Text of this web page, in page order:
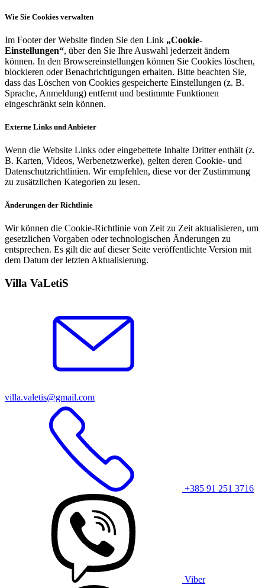
Wie Sie Cookies verwalten
Im Footer der Website finden Sie den Link „Cookie-
Einstellungen“, über den Sie Ihre Auswahl jederzeit ändern
können. In den Browsereinstellungen können Sie Cookies löschen,
blockieren oder Benachrichtigungen erhalten. Bitte beachten Sie,
dass das Löschen von Cookies gespeicherte Einstellungen (z. B.
Sprache, Anmeldung) entfernt und bestimmte Funktionen
eingeschränkt sein können.
Externe Links und Anbieter
Wenn die Website Links oder eingebettete Inhalte Dritter enthält (z.
B. Karten, Videos, Werbenetzwerke), gelten deren Cookie- und
Datenschutzrichtlinien. Wir empfehlen, diese vor der Zustimmung
zu zusätzlichen Kategorien zu lesen.
Änderungen der Richtlinie
Wir können die Cookie-Richtlinie von Zeit zu Zeit aktualisieren, um
gesetzlichen Vorgaben oder technologischen Änderungen zu
entsprechen. Es gilt die auf dieser Seite veröffentlichte Version mit
dem Datum der letzten Aktualisierung.
Villa VaLetiS
villa.valetis@gmail.com
+385 91 251 3716
Viber